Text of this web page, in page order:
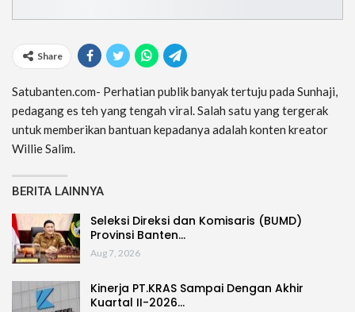
Share
Satubanten.com- Perhatian publik banyak tertuju pada Sunhaji,
pedagang es teh yang tengah viral. Salah satu yang tergerak
untuk memberikan bantuan kepadanya adalah konten kreator
Willie Salim.
BERITA LAINNYA
Seleksi Direksi dan Komisaris (BUMD)
Provinsi Banten…
Aug 7, 2026
Kinerja PT.KRAS Sampai Dengan Akhir
Kuartal II-2026…